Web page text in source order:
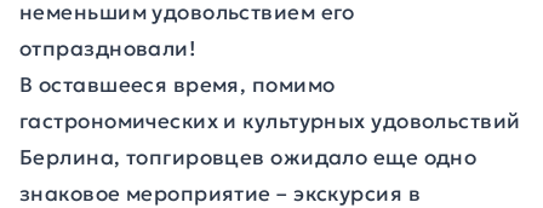
неменьшим удовольствием его
отпраздновали!
В оставшееся время, помимо
гастрономических и культурных удовольствий
Берлина, топгировцев ожидало еще одно
знаковое мероприятие – экскурсия в